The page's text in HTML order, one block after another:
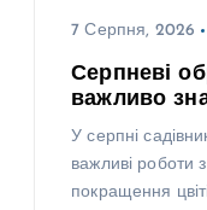
7 Серпня, 2026
Серпневі
важливо
У серпні
важливі роботи
покращення